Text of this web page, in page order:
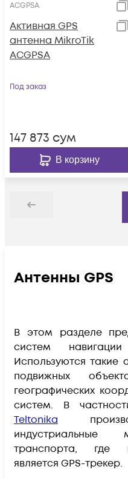
ACGPSA
Активная GPS
антенна MikroTik
ACGPSA
Под заказ
147 873 сум
В корзину
Назад
Антенны GPS
В этом разделе
систем навигации
Используются такие
подвижных
географических
систем. В
Teltonika
индустриальные
транспорта, где
является GPS-трекер.